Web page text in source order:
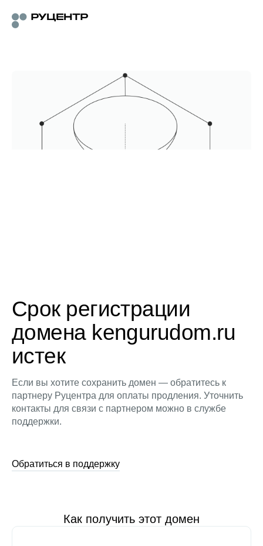
Срок регистрации
домена kengurudom.ru
истек
Если вы хотите сохранить домен — обратитесь к
партнеру Руцентра для оплаты продления. Уточнить
контакты для связи с партнером можно в службе
поддержки.
Обратиться в поддержку
Как получить этот домен